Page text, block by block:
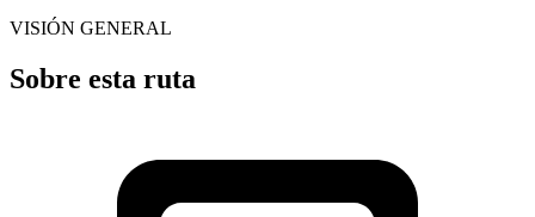
VISIÓN GENERAL
Sobre esta ruta